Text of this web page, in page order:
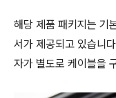
해당 제품 패키지는 기
서가 제공되고 있습니
자가 별도로 케이블을